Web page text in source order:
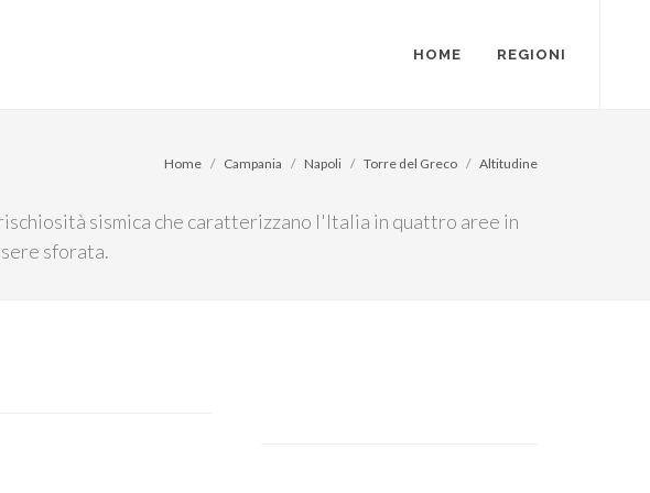
HOME REGIONI
sismica che caratterizzano l'Italia in quattro aree in
sforata.
Home Campania Napoli Torre del Greco Altitudine